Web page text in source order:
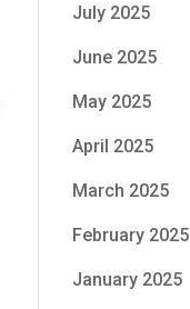
July 2025
June 2025
May 2025
April 2025
March 2025
February 2025
January 2025